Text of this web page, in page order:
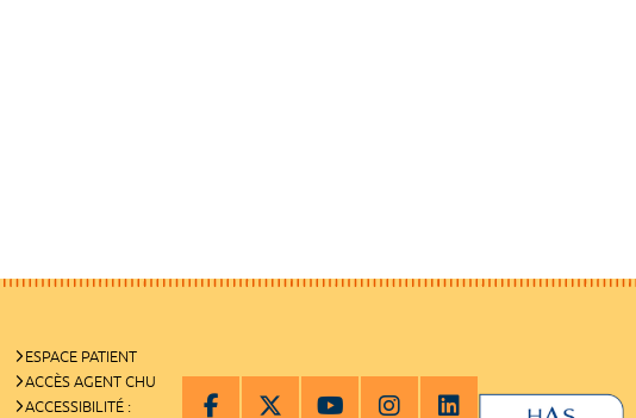
ESPACE PATIENT
ACCÈS AGENT CHU
ACCESSIBILITÉ :